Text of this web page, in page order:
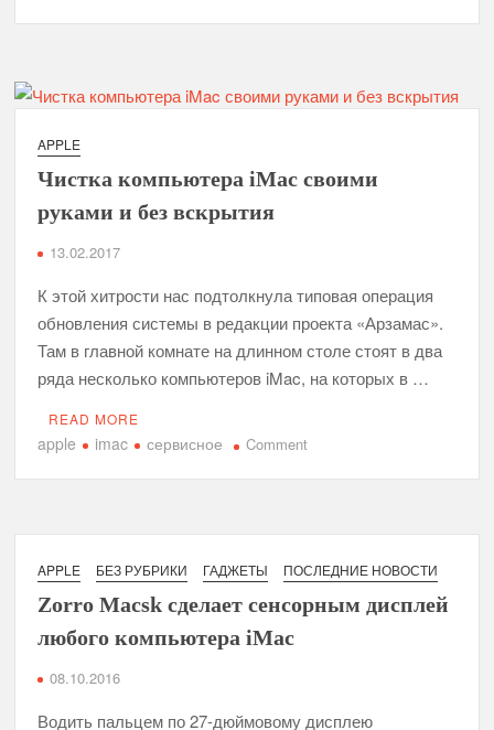
случай
сервиса
APPLE
Чистка компьютера iMac своими
руками и без вскрытия
13.02.2017
К этой хитрости нас подтолкнула типовая операция
обновления системы в редакции проекта «Арзамас».
Там в главной комнате на длинном столе стоят в два
ряда несколько компьютеров iMac, на которых в …
READ MORE
apple imac сервисное Commenton
своими
руками
и
без
APPLE БЕЗ РУБРИКИ ГАДЖЕТЫ ПОСЛЕДНИЕ НОВОСТИ
Zorro Macsk сделает сенсорным дисплей
любого компьютера iMac
08.10.2016
Водить пальцем по 27-дюймовому дисплею